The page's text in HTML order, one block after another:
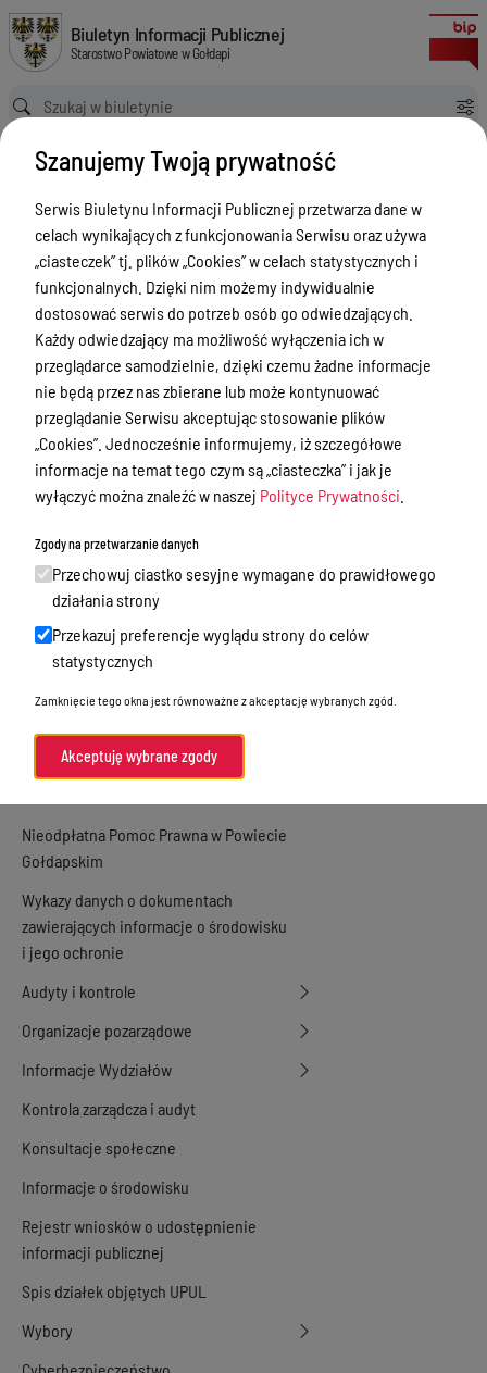
Posiedzenia Zarządu Powiatu V kadencji (lata 2018-2023)
Biuletyn Informacji Publicznej Starostwo Powiatowe w Gołdapi
Biuletyn Informacji Publicznej
Starostwo Powiatowe w Gołdapi
Ścieżka powrotu
Strona główna
Posiedzenia Zarządu Powiatu w Gołdapi
Posiedzenia Zarządu Powiatu V kadencji (lata 2018-2023)
Posiedzenia Zarządu Powiatu w
Gołdapi
Menu Przedmiotowe
Powiat
Rada Powiatu
Zarząd Powiatu
Starostwo Powiatowe
Petycje
Zamówienia publiczne
Praca w Starostwie
Akty prawne
Informacje, konkursy, ogłoszenia
Plan postępowań o udzielenie
zamówień publicznych
Nieodpłatna Pomoc Prawna w Powiecie
Gołdapskim
Wykazy danych o dokumentach
zawierających informacje o środowisku
i jego ochronie
Audyty i kontrole
Organizacje pozarządowe
Informacje Wydziałów
Kontrola zarządcza i audyt
Konsultacje społeczne
Informacje o środowisku
Rejestr wniosków o udostępnienie
informacji publicznej
Spis działek objętych UPUL
Wybory
Szanujemy Twoją prywatność
Serwis Biuletynu Informacji Publicznej przetwarza dane w
celach wynikających z funkcjonowania Serwisu oraz używa
„ciasteczek” tj. plików „Cookies” w celach statystycznych i
funkcjonalnych. Dzięki nim możemy indywidualnie
dostosować serwis do potrzeb osób go odwiedzających.
Każdy odwiedzający ma możliwość wyłączenia ich w
przeglądarce samodzielnie, dzięki czemu żadne informacje
nie będą przez nas zbierane lub może kontynuować
przeglądanie Serwisu akceptując stosowanie plików
„Cookies”. Jednocześnie informujemy, iż szczegółowe
informacje na temat tego czym są „ciasteczka” i jak je
wyłączyć można znaleźć w naszej Polityce Prywatności
Zgody na przetwarzanie danych
Przechowuj ciastko sesyjne wymagane do prawidłowego
działania strony
Przekazuj preferencje wyglądu strony do celów
statystycznych
Zamknięcie tego okna jest równoważne z akceptację wybranych zgód.
Akceptuję wybrane zgody